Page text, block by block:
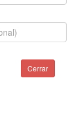
Cerrar